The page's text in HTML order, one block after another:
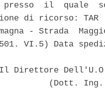
presso  il  quale
di ricorso:
- Strada
VI.5) Data
Direttore
(Dott.